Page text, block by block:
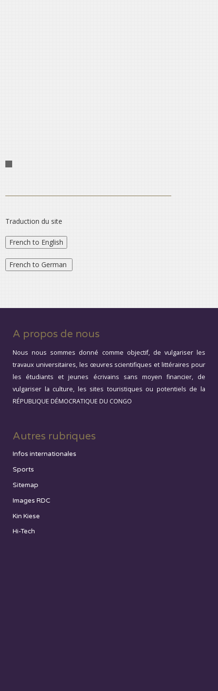
Traduction du site
A propos de nous
Nous nous sommes donné comme objectif, de vulgariser les
travaux universitaires, les œuvres scientifiques et littéraires pour
les étudiants et jeunes écrivains sans moyen financier, de
vulgariser la culture, les sites touristiques ou potentiels de la
RÉPUBLIQUE DÉMOCRATIQUE DU CONGO
Autres rubriques
Infos internationales
Sports
Sitemap
Images RDC
Kin Kiese
Hi-Tech